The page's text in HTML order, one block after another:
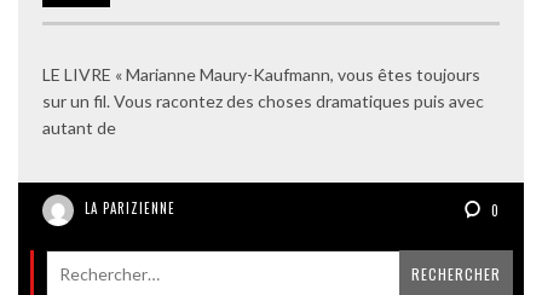
LE LIVRE « Marianne Maury-Kaufmann, vous êtes toujours
sur un fil. Vous racontez des choses dramatiques puis avec
autant de
LA PARIZIENNE 0